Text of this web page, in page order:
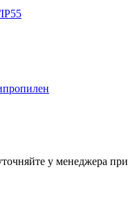
у менеджера при